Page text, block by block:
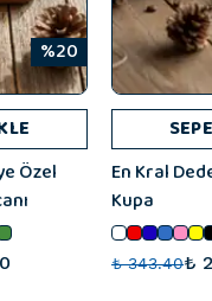
%20
Özel
En Kral
Kupa
₺ 343.40₺